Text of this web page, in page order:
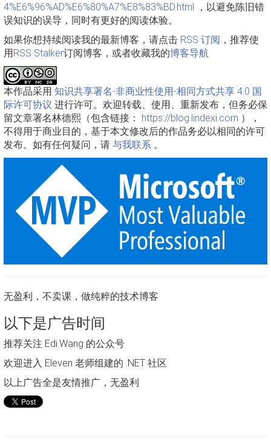
4%E6%96%AD%E6%80%A7%E8%83%BD.html ，以避免陈旧错
误知识的误导，同时有更好的阅读体验。
如果你想持续阅读我的最新博客，请点击 RSS 订阅 ，推荐使
用RSS Stalker订阅博客，或者收藏我的博客导航
本作品采用 知识共享署名-非商业性使用-相同方式共享 4.0 国
际许可协议 进行许可。欢迎转载、使用、重新发布，但务必保
留文章署名林德熙（包含链接： https://blog.lindexi.com ），
不得用于商业目的，基于本文修改后的作品务必以相同的许可
发布。如有任何疑问，请 与我联系 。
无盈利，不卖课，做纯粹的技术博客
以下是广告时间
推荐关注 Edi.Wang 的公众号
欢迎进入 Eleven 老师组建的 .NET 社区
以上广告全是友情推广，无盈利